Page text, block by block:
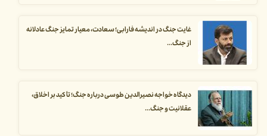
غایت جنگ در اندیشه فارابی؛ سعادت، معیار تمایز جنگ عادلانه
از جنگ...
دیدگاه خواجه نصیرالدین طوسی درباره جنگ؛ تأکید بر اخلاق،
عقلانیت و جنگ...